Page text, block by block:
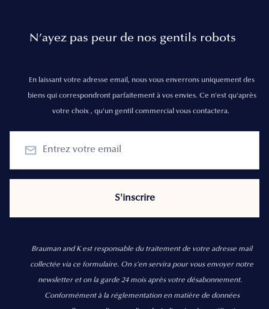
N’ayez pas peur de nos gentils robots
En laissant votre adresse email, nous vous enverrons uniquement des
biens qui correspondront parfaitement à vos envies. Ce n'est qu'après
votre choix , qu'un gentil commercial vous contactera.
Brauman and K est responsable du traitement de votre adresse mail
collectée via ce formulaire. On s’en servira pour vous envoyer notre
newsletter et on la garde 24 mois après votre désabonnement.
Conformément à la réglementation en matière de données